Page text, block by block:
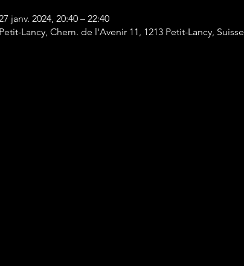
janv. 2024, 20:40 – 22:40
Petit-Lancy, Chem. de l'Avenir 11, 1213 Petit-Lancy, Suisse